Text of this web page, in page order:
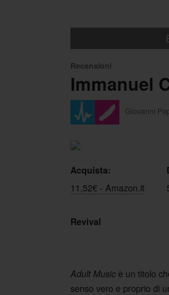
Recensioni
Immanuel
Giovanni
Acquista:
11,52€ - Amazon.it
Revival
Adult Music è un titolo
senso vero e proprio di